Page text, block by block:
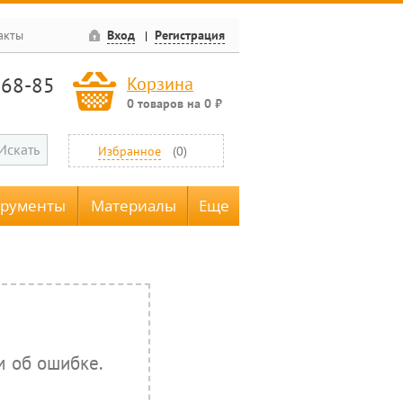
Вход Регистрация
85 Корзина
0 товаров на 0 ₽
Избранное (0)
Материалы Еще
об ошибке.